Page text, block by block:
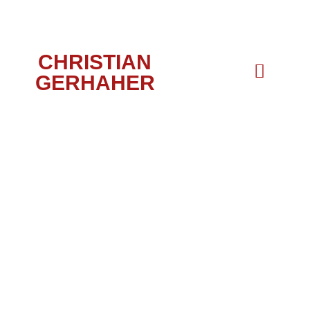
CHRISTIAN
GERHAHER